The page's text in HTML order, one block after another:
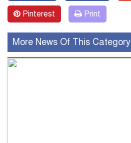
Pinterest Print
More News Of This Category